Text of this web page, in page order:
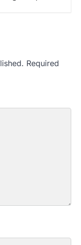
Required